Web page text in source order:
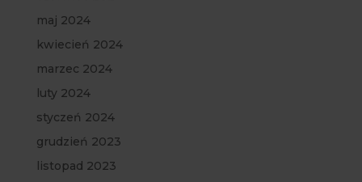
maj 2024
kwiecień 2024
marzec 2024
luty 2024
styczeń 2024
grudzień 2023
listopad 2023